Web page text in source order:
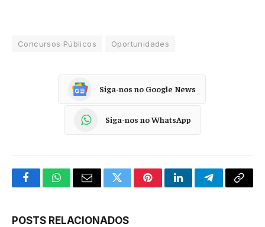
Concursos Públicos Oportunidades
Siga-nos no Google News
Siga-nos no WhatsApp
FacebookWhatsApp
Email TwitterPinterestLinkedInTelegramCopy
POSTS RELACIONADOS